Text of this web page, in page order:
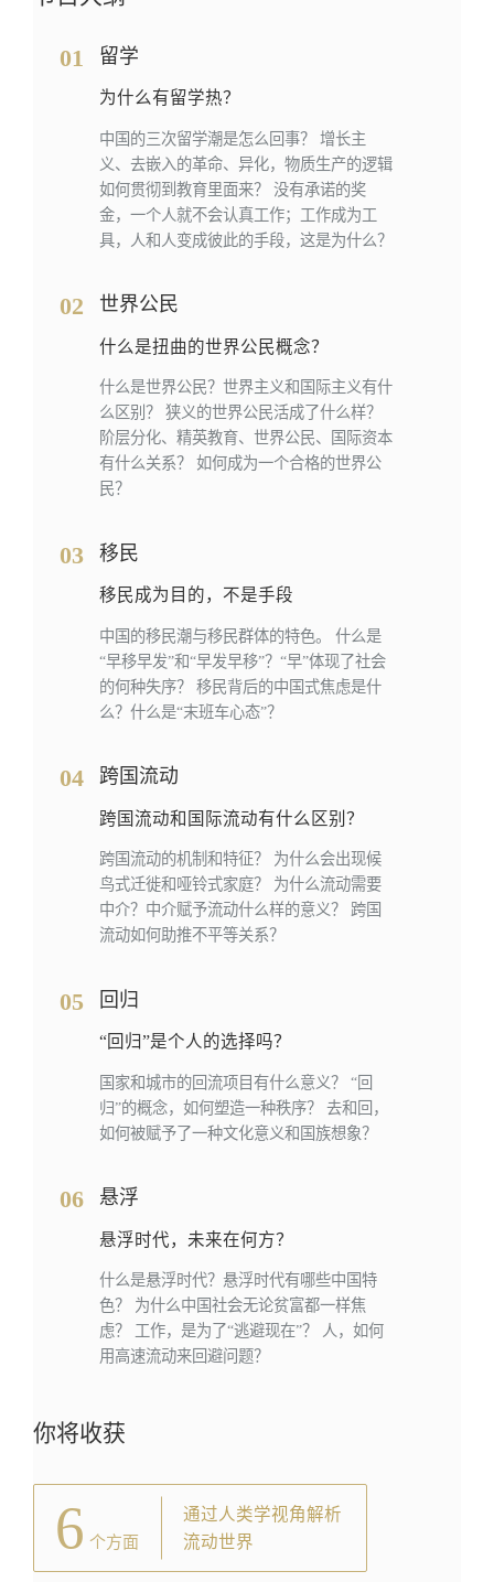
01 留学
为什么有留学热？
中国的三次留学潮是怎么回事？ 增长主
义、去嵌入的革命、异化，物质生产的逻辑
如何贯彻到教育里面来？ 没有承诺的奖
金，一个人就不会认真工作；工作成为工
具，人和人变成彼此的手段，这是为什么？
02 世界公民
什么是扭曲的世界公民概念？
什么是世界公民？世界主义和国际主义有什
么区别？ 狭义的世界公民活成了什么样？
阶层分化、精英教育、世界公民、国际资本
有什么关系？ 如何成为一个合格的世界公
民？
03 移民
移民成为目的，不是手段
中国的移民潮与移民群体的特色。 什么是
“早移早发”和“早发早移”？“早”体现了社会
的何种失序？ 移民背后的中国式焦虑是什
么？什么是“末班车心态”？
04 跨国流动
跨国流动和国际流动有什么区别？
跨国流动的机制和特征？ 为什么会出现候
鸟式迁徙和哑铃式家庭？ 为什么流动需要
中介？中介赋予流动什么样的意义？ 跨国
流动如何助推不平等关系？
05 回归
“回归”是个人的选择吗？
国家和城市的回流项目有什么意义？ “回
归”的概念，如何塑造一种秩序？ 去和回，
如何被赋予了一种文化意义和国族想象？
06 悬浮
悬浮时代，未来在何方？
什么是悬浮时代？悬浮时代有哪些中国特
色？ 为什么中国社会无论贫富都一样焦
虑？ 工作，是为了“逃避现在”？ 人，如何
用高速流动来回避问题？
你将收获
6 个方面
通过人类学视角解析
流动世界